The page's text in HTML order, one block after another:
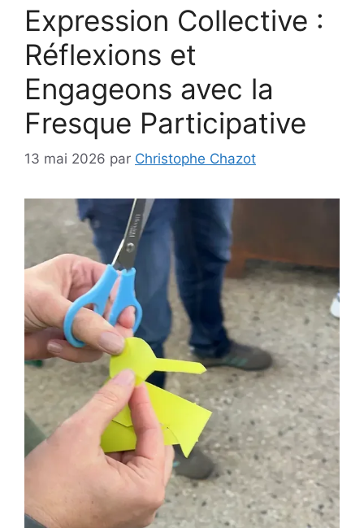
Expression Collective :
Réflexions et
Engageons avec la
Fresque Participative
13 mai 2026 par Christophe Chazot